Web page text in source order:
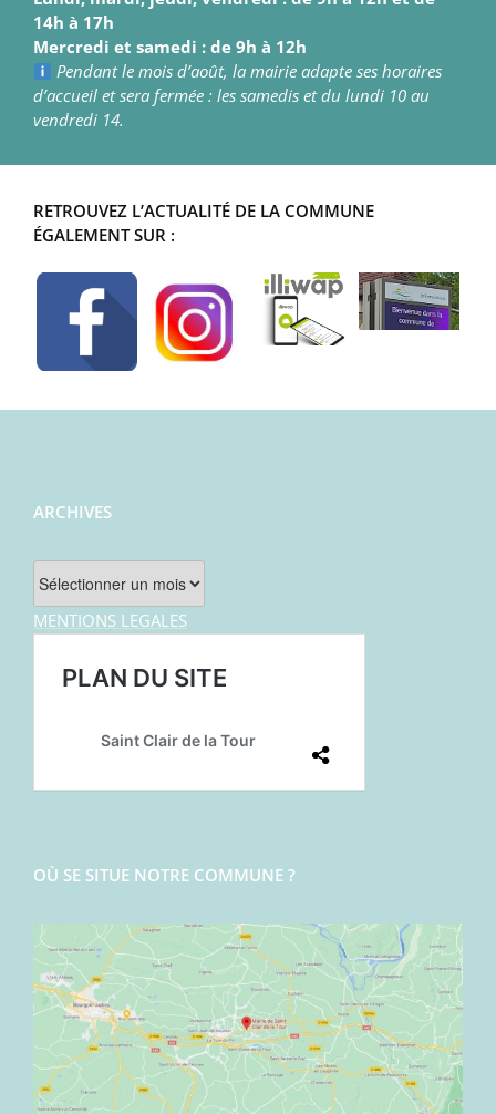
14h à 17h
Mercredi et samedi : de 9h à 12h
Pendant le mois d’août, la mairie adapte ses horaires
d’accueil et sera fermée : les samedis et du lundi 10 au
vendredi 14.
RETROUVEZ L’ACTUALITÉ DE LA COMMUNE
ÉGALEMENT SUR :
ARCHIVES
Archives
MENTIONS LEGALES
OÙ SE SITUE NOTRE COMMUNE ?